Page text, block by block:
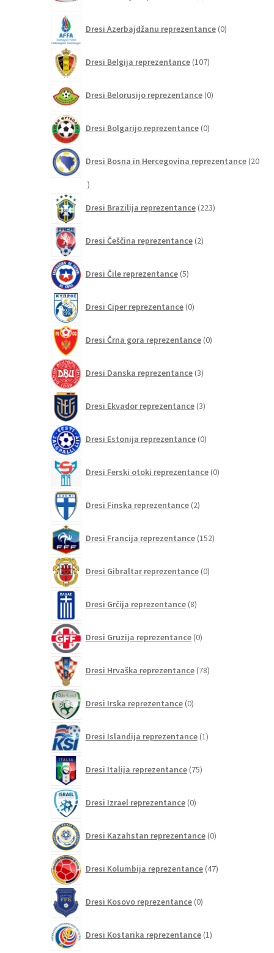
Dresi Azerbajdžanu reprezentance 0izdelkov
Dresi Belgija reprezentance 107izdelkov
Dresi Belorusijo reprezentance 0izdelkov
Dresi Bolgarijo reprezentance 0izdelkov
Dresi Bosna in Hercegovina reprezentance 20
20
Dresi Brazilija reprezentance 223izdelkov
Dresi Češčina reprezentance 2izdelka
Dresi Čile reprezentance 5izdelkov
Dresi Ciper reprezentance 0izdelkov
Dresi Črna gora reprezentance 0izdelkov
Dresi Danska reprezentance 3izdelki
Dresi Ekvador reprezentance 3izdelki
Dresi Estonija reprezentance 0izdelkov
Dresi Ferski otoki reprezentance 0izdelkov
Dresi Finska reprezentance 2izdelka
Dresi Francija reprezentance 152izdelkov
Dresi Gibraltar reprezentance 0izdelkov
Dresi Grčija reprezentance 8izdelkov
Dresi Gruzija reprezentance 0izdelkov
Dresi Hrvaška reprezentance 78izdelkov
Dresi Irska reprezentance 0izdelkov
Dresi Islandija reprezentance 1izdelek
Dresi Italija reprezentance 75izdelkov
Dresi Izrael reprezentance 0izdelkov
Dresi Kazahstan reprezentance 0izdelkov
Dresi Kolumbija reprezentance 47izdelkov
Dresi Kosovo reprezentance 0izdelkov
Dresi Kostarika reprezentance 1izdelek